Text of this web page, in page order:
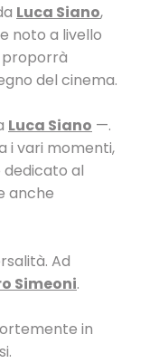
Luca Siano,
noto a livello
proporrà
del cinema.
Luca Siano —.
i vari momenti,
dedicato al
anche
Ad
Simeoni.
in